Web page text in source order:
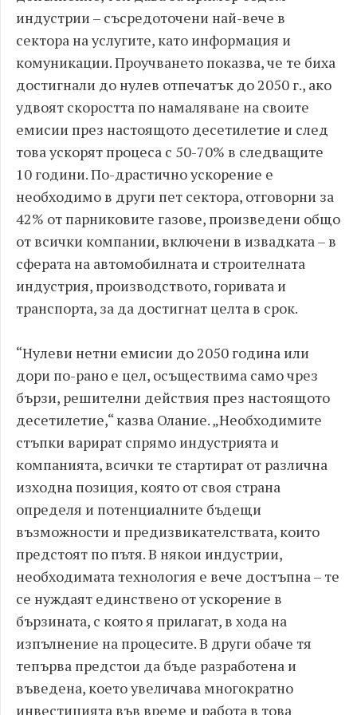
индустрии – съсредоточени най-вече в
сектора на услугите, като информация и
комуникации. Проучването показва, че те биха
достигнали до нулев отпечатък до 2050 г., ако
удвоят скоростта по намаляване на своите
емисии през настоящото десетилетие и след
това ускорят процеса с 50-70% в следващите
10 години. По-драстично ускорение е
необходимо в други пет сектора, отговорни за
42% от парниковите газове, произведени общо
от всички компании, включени в извадката – в
сферата на автомобилната и строителната
индустрия, производството, горивата и
транспорта, за да достигнат целта в срок.
“Нулеви нетни емисии до 2050 година или
дори по-рано е цел, осъществима само чрез
бързи, решителни действия през настоящото
десетилетие,“ казва Олание. „Необходимите
стъпки варират спрямо индустрията и
компанията, всички те стартират от различна
изходна позиция, която от своя страна
определя и потенциалните бъдещи
възможности и предизвикателствата, които
предстоят по пътя. В някои индустрии,
необходимата технология е вече достъпна – те
се нуждаят единствено от ускорение в
бързината, с която я прилагат, в хода на
изпълнение на процесите. В други обаче тя
тепърва предстои да бъде разработена и
въведена, което увеличава многократно
инвестицията във време и работа в това